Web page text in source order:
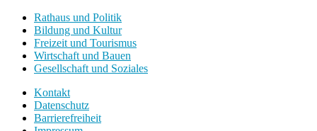
Rathaus und Politik
Bildung und Kultur
Freizeit und Tourismus
Wirtschaft und Bauen
Gesellschaft und Soziales
Kontakt
Datenschutz
Barrierefreiheit